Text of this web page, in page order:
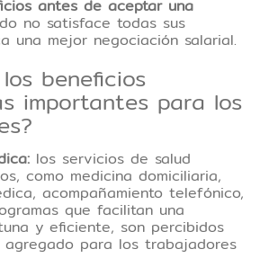
antes de aceptar una
no satisface todas sus
una mejor negociación salarial.
beneficios
importantes para los
los servicios de salud
como medicina domiciliaria,
acompañamiento telefónico,
que facilitan una
y eficiente, son percibidos
para los trabajadores